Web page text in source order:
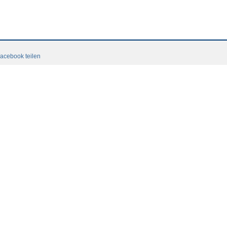
teilen